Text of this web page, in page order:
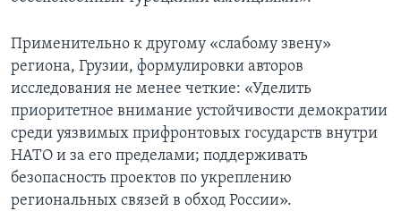
Применительно к другому «слабому звену»
региона, Грузии, формулировки авторов
исследования не менее четкие: «Уделить
приоритетное внимание устойчивости демократии
среди уязвимых прифронтовых государств внутри
НАТО и за его пределами; поддерживать
безопасность проектов по укреплению
региональных связей в обход России».